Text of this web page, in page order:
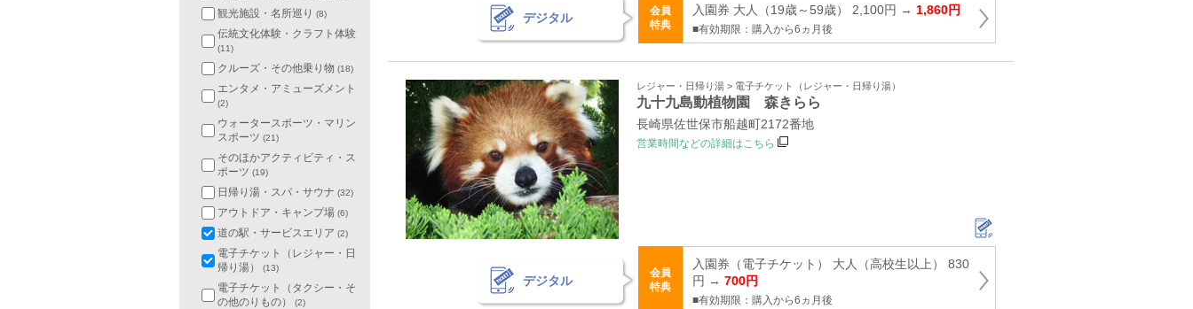
デジタル
会員
特典
入園券 大人（19歳～59歳） 2,100円 → 1,860円
■有効期限：購入から6ヵ月後
レジャー・日帰り湯 > 電子チケット（レジャー・日帰り湯）
九十九島動植物園 森きらら
長崎県佐世保市船越町2172番地
営業時間などの詳細はこちら
デジタル
会員
特典
入園券（電子チケット） 大人（高校生以上） 830
円 → 700円
■有効期限：購入から6ヵ月後
観光施設・名所巡り (8)
伝統文化体験・クラフト体験
(11)
クルーズ・その他乗り物 (18)
エンタメ・アミューズメント
(2)
ウォータースポーツ・マリン
スポーツ (21)
そのほかアクティビティ・ス
ポーツ (19)
日帰り湯・スパ・サウナ (32)
アウトドア・キャンプ場 (6)
道の駅・サービスエリア (2)
電子チケット（レジャー・日
帰り湯）
(13)
電子チケット（タクシー・そ
の他のりもの）
(2)